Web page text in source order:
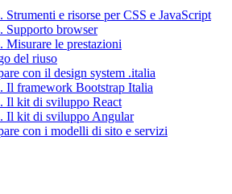
Strumenti e risorse per CSS e JavaScript
Supporto browser
Misurare le prestazioni
del riuso
con il design system .italia
Il framework Bootstrap Italia
Il kit di sviluppo React
Il kit di sviluppo Angular
con i modelli di sito e servizi